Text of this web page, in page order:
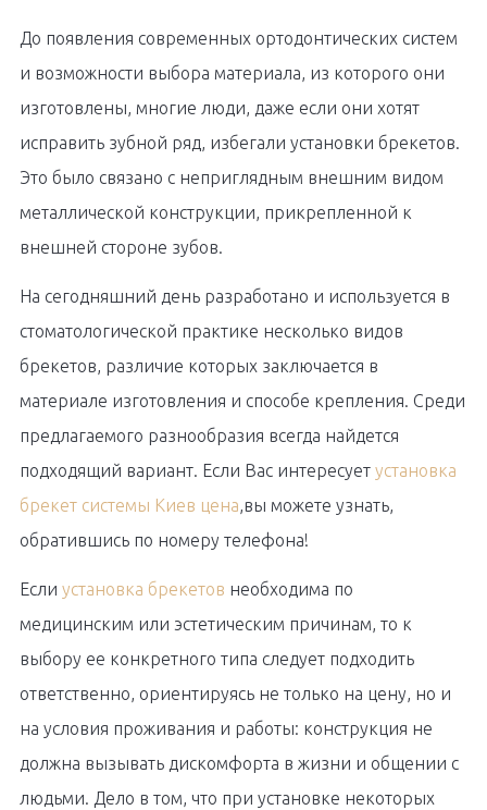
До появления современных ортодонтических систем
и возможности выбора материала, из которого они
изготовлены, многие люди, даже если они хотят
исправить зубной ряд, избегали установки брекетов.
Это было связано с неприглядным внешним видом
металлической конструкции, прикрепленной к
внешней стороне зубов.
На сегодняшний день разработано и используется в
стоматологической практике несколько видов
брекетов, различие которых заключается в
материале изготовления и способе крепления. Среди
предлагаемого разнообразия всегда найдется
подходящий вариант. Если Вас интересует установка
брекет системы Киев цена ,вы можете узнать,
обратившись по номеру телефона!
Если установка брекетов необходима по
медицинским или эстетическим причинам, то к
выбору ее конкретного типа следует подходить
ответственно, ориентируясь не только на цену, но и
на условия проживания и работы: конструкция не
должна вызывать дискомфорта в жизни и общении с
людьми. Дело в том, что при установке некоторых